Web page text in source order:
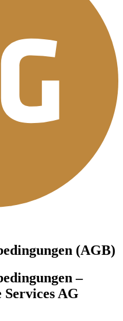
(AGB)
–
Services AG